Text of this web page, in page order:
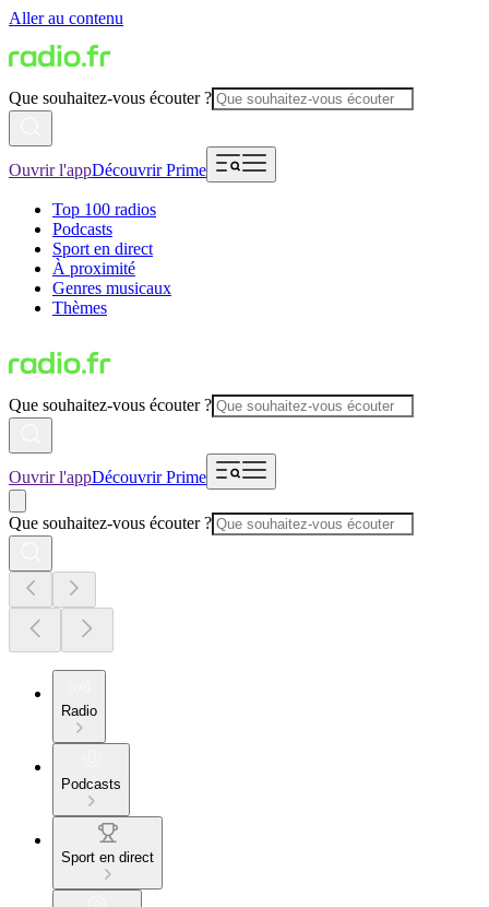
Aller au contenu
Que souhaitez-vous écouter ?
Ouvrir l'appDécouvrir Prime
Top 100 radios
Podcasts
Sport en direct
À proximité
Genres musicaux
Thèmes
Que souhaitez-vous écouter ?
Ouvrir l'appDécouvrir Prime
Que souhaitez-vous écouter ?
Radio
Podcasts
Sport en direct